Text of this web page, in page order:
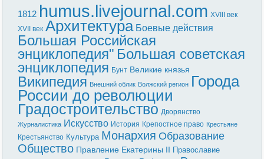
1812 humus.livejournal.com XVIII век
XVII век Архитектура Боевые действия
Большая Российская
энциклопедия" Большая советская
энциклопедия Бунт Великие князья
Википедия Внешний облик Волжский регион Города
России до революции
Градостроительство Дворянство
Журналистика Искусство История Крепостное право Крестьяне
Крестьянство Культура Монархия Образование
Общество Правление Екатерины II Православие